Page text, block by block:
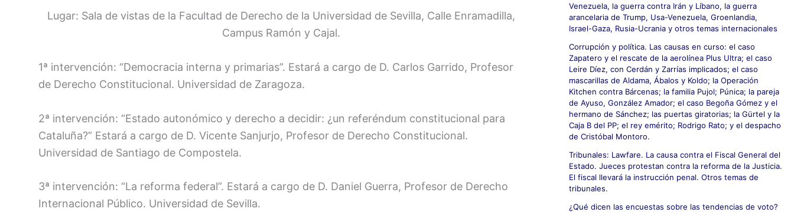
Lugar: Sala de vistas de la Facultad de Derecho de la Universidad de Sevilla, Calle Enramadilla,
Campus Ramón y Cajal.
1ª intervención: “Democracia interna y primarias”. Estará a cargo de D. Carlos Garrido, Profesor
de Derecho Constitucional. Universidad de Zaragoza.
2ª intervención: “Estado autonómico y derecho a decidir: ¿un referéndum constitucional para
Cataluña?” Estará a cargo de D. Vicente Sanjurjo, Profesor de Derecho Constitucional.
Universidad de Santiago de Compostela.
3ª intervención: “La reforma federal”. Estará a cargo de D. Daniel Guerra, Profesor de Derecho
Internacional Público. Universidad de Sevilla.
Venezuela, la guerra contra Irán y Líbano, la guerra
arancelaria de Trump, Usa-Venezuela, Groenlandia,
Israel-Gaza, Rusia-Ucrania y otros temas internacionales
Corrupción y política. Las causas en curso: el caso
Zapatero y el rescate de la aerolínea Plus Ultra; el caso
Leire Díez, con Cerdán y Zarrías implicados; el caso
mascarillas de Aldama, Ábalos y Koldo; la Operación
Kitchen contra Bárcenas; la familia Pujol; Púnica; la pareja
de Ayuso, González Amador; el caso Begoña Gómez y el
hermano de Sánchez; las puertas giratorias; la Gürtel y la
Caja B del PP; el rey emérito; Rodrigo Rato; y el despacho
de Cristóbal Montoro.
Tribunales: Lawfare. La causa contra el Fiscal General del
Estado. Jueces protestan contra la reforma de la Justicia.
El fiscal llevará la instrucción penal. Otros temas de
tribunales.
¿Qué dicen las encuestas sobre las tendencias de voto?